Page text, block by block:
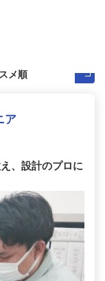
ア
、設計のプロに